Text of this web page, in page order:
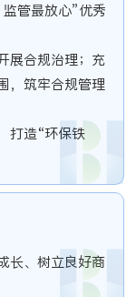
管最放心”优秀
展合规治理；充
，筑牢合规管理
打造“环保铁
长、树立良好商